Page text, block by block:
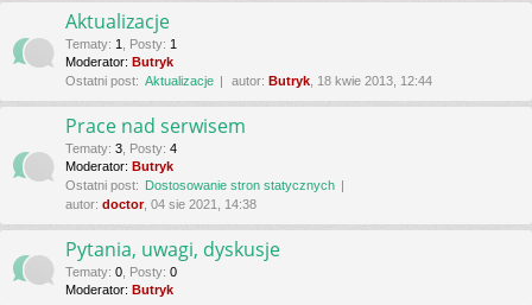
Aktualizacje
Tematy: 1 Posty: 1
Moderator: Butryk
Ostatni post: Aktualizacje autor: Butryk , 18 kwie 2013, 12:44
Prace nad serwisem
Tematy: 3 Posty: 4
Moderator: Butryk
Ostatni post: Dostosowanie stron statycznych
autor: doctor, 04 sie 2021, 14:38
Pytania, uwagi, dyskusje
Tematy: 0 Posty: 0
Moderator: Butryk